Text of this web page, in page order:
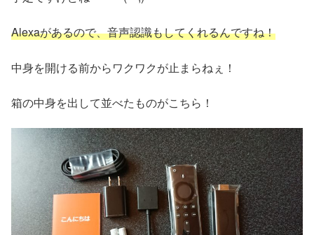
Alexaがあるので、音声認識もしてくれるんですね！
中身を開ける前からワクワクが止まらねぇ！
箱の中身を出して並べたものがこちら！